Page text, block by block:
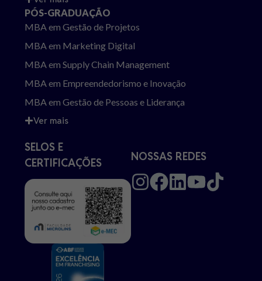
PÓS-GRADUAÇÃO
MBA em Gestão de Projetos
MBA em Marketing Digital
MBA em Supply Chain Management
MBA em Empreendedorismo e Inovação
MBA em Gestão de Pessoas e Liderança
Ver mais
SELOS E
CERTIFICAÇÕES
NOSSAS REDES